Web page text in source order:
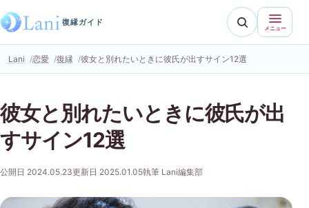
復縁ガイド
メニュー
Lani 恋愛 復縁 彼女と別れたいときに彼氏が出すサイン12選
彼女と別れたいときに彼氏が出
すサイン12選
公開日 2024.05.23更新日 2025.01.05執筆 Lani編集部